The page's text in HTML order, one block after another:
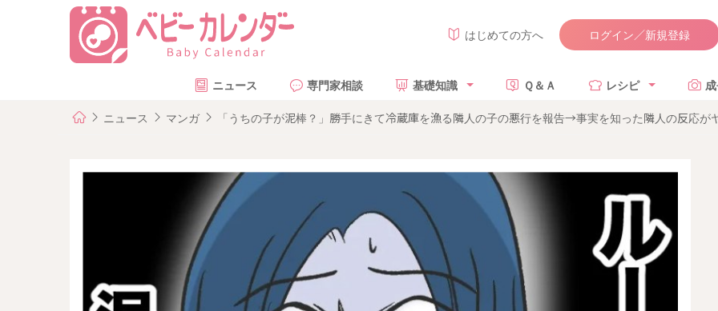
はじめての方へ ログイン／新規登録
ニュース 専門家相談 基礎知識 Ｑ＆Ａ レシピ
ニュース マンガ 「うちの子が泥棒？」勝手にきて冷蔵庫を漁る隣人の子の悪行を報告→事実を知った隣人の反応が